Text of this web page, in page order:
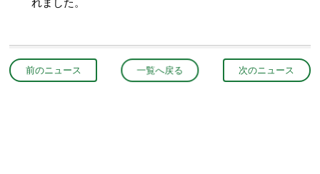
前のニュース 一覧へ戻る 次のニュース